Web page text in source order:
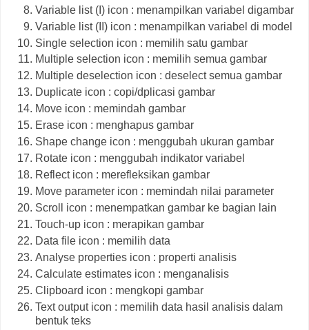
Variable list (I) icon : menampilkan variabel digambar
Variable list (II) icon : menampilkan variabel di model
Single selection icon : memilih satu gambar
Multiple selection icon : memilih semua gambar
Multiple deselection icon : deselect semua gambar
Duplicate icon : copi/dplicasi gambar
Move icon : memindah gambar
Erase icon : menghapus gambar
Shape change icon : menggubah ukuran gambar
Rotate icon : menggubah indikator variabel
Reflect icon : merefleksikan gambar
Move parameter icon : memindah nilai parameter
Scroll icon : menempatkan gambar ke bagian lain
Touch-up icon : merapikan gambar
Data file icon : memilih data
Analyse properties icon : properti analisis
Calculate estimates icon : menganalisis
Clipboard icon : mengkopi gambar
Text output icon : memilih data hasil analisis dalam
bentuk teks